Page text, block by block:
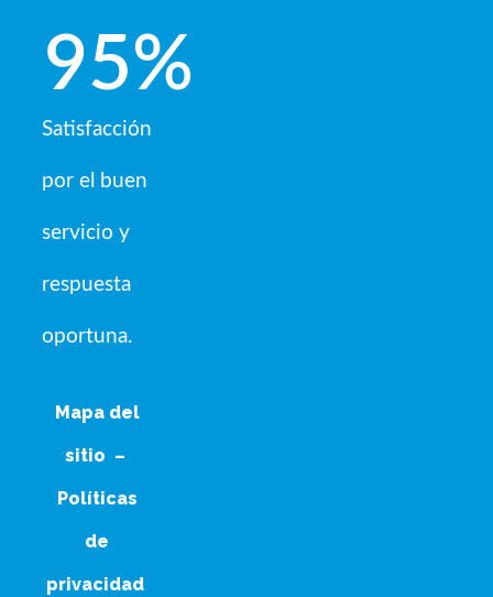
Satisfacción
por el buen
servicio y
respuesta
oportuna.
95%
Mapa del
sitio –
Políticas
de
privacidad